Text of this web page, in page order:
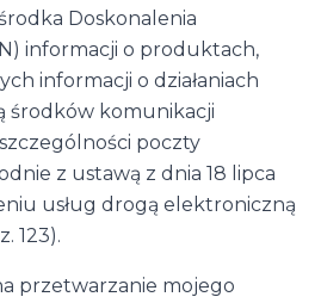
Doskonalenia
informacji o produktach,
informacji o działaniach
środków komunikacji
poczty
z ustawą z dnia 18 lipca
usług drogą elektroniczną
123).
przetwarzanie mojego